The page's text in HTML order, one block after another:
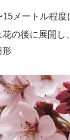
15メートル程
花の後に展開し
形